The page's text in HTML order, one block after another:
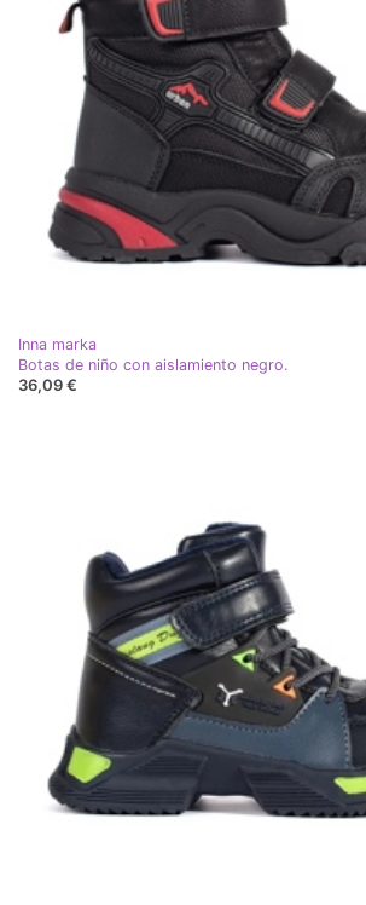
Inna marka
Botas de niño con aislamiento negro.
36,09 €